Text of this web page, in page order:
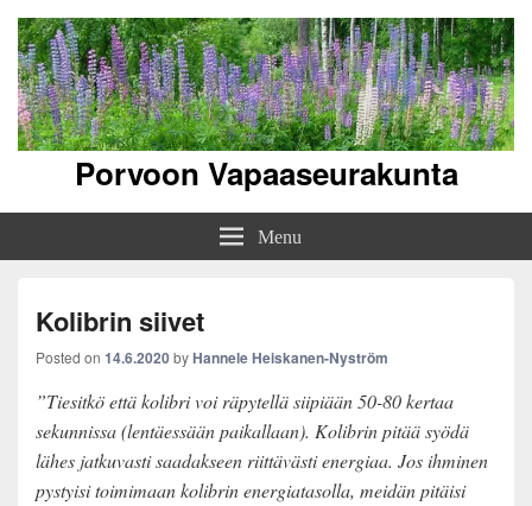
Porvoon Vapaaseurakunta
Menu
Kolibrin siivet
Posted on 14.6.2020byHannele Heiskanen-Nyström
”Tiesitkö että kolibri voi räpytellä siipiään 50-80 kertaa
sekunnissa (lentäessään paikallaan). Kolibrin pitää syödä
lähes jatkuvasti saadakseen riittävästi energiaa. Jos ihminen
pystyisi toimimaan kolibrin energiatasolla, meidän pitäisi